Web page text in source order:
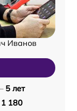
Иванов
5 лет
1 180